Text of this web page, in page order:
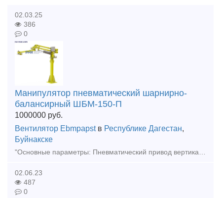
02.03.25
386
0
Манипулятор пневматический шарнирно-
балансирный ШБМ-150-П
1000000 руб.
Вентилятор Ebmpapstв Республике Дагестан,
Буйнакске
"Основные параметры: Пневматический привод вертикального перемещения Ручная динамическая регулировка обезвешивания нагрузки Грузоподъемность – 150 кг (с учётом веса грузозахватного механизма) Ради
02.06.23
487
0